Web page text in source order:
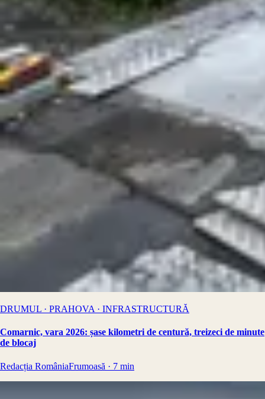
DRUMUL · PRAHOVA · INFRASTRUCTURĂ
Comarnic, vara 2026: șase kilometri de centură, treizeci de minute
de blocaj
Redacția RomâniaFrumoasă · 7 min